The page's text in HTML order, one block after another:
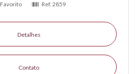
Favorito Ref. 2859
Detalhes
Contato